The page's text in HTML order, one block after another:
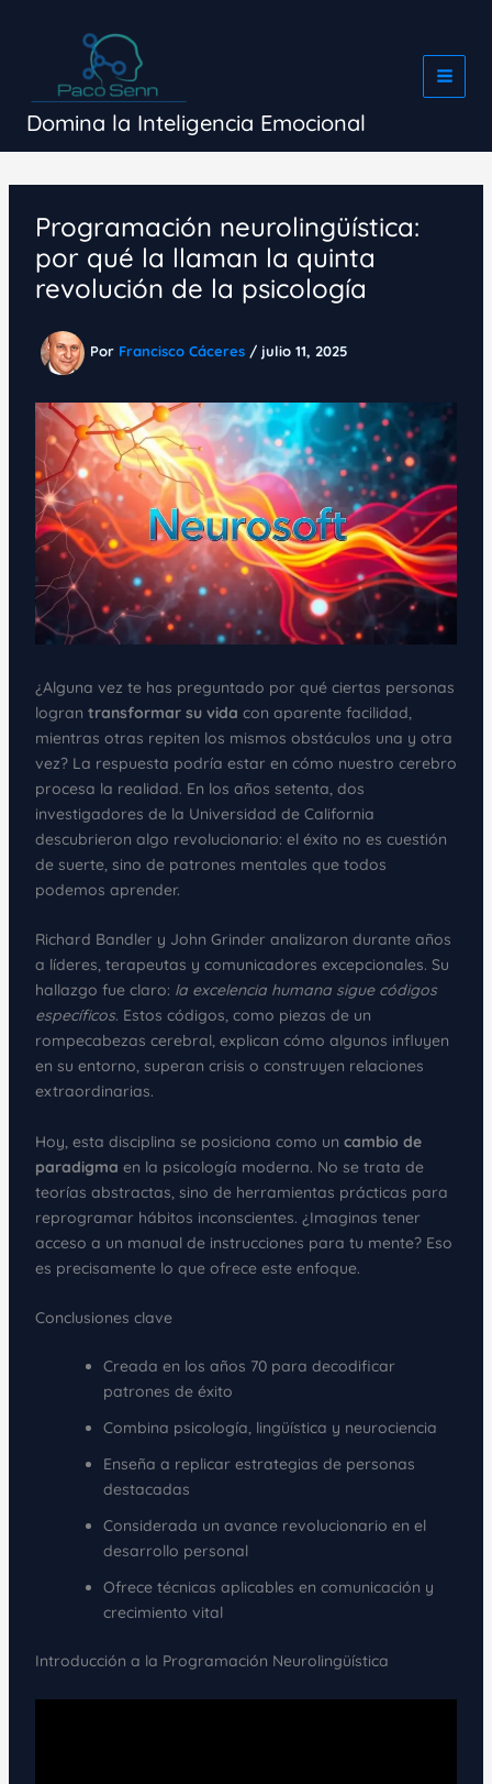
Domina la Inteligencia Emocional
Programación neurolingüística:
por qué la llaman la quinta
revolución de la psicología
Por Francisco Cáceres / julio 11, 2025
¿Alguna vez te has preguntado por qué ciertas personas
logran transformar su vida con aparente facilidad,
mientras otras repiten los mismos obstáculos una y otra
vez? La respuesta podría estar en cómo nuestro cerebro
procesa la realidad. En los años setenta, dos
investigadores de la Universidad de California
descubrieron algo revolucionario: el éxito no es cuestión
de suerte, sino de patrones mentales que todos
podemos aprender.
Richard Bandler y John Grinder analizaron durante años
a líderes, terapeutas y comunicadores excepcionales. Su
hallazgo fue claro: la excelencia humana sigue códigos
específicos. Estos códigos, como piezas de un
rompecabezas cerebral, explican cómo algunos influyen
en su entorno, superan crisis o construyen relaciones
extraordinarias.
Hoy, esta disciplina se posiciona como un cambio de
paradigma en la psicología moderna. No se trata de
teorías abstractas, sino de herramientas prácticas para
reprogramar hábitos inconscientes. ¿Imaginas tener
acceso a un manual de instrucciones para tu mente? Eso
es precisamente lo que ofrece este enfoque.
Conclusiones clave
Creada en los años 70 para decodificar
patrones de éxito
Combina psicología, lingüística y neurociencia
Enseña a replicar estrategias de personas
destacadas
Considerada un avance revolucionario en el
desarrollo personal
Ofrece técnicas aplicables en comunicación y
crecimiento vital
Introducción a la Programación Neurolingüística